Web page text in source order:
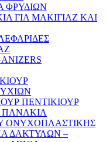
ΦΡΥΔΙΩΝ
ΓΙΑ ΜΑΚΙΓΙΑZ ΚΑΙ
ΠΕΝΤΙΚΙΟΥΡ
ΠΑΝΑΚΙΑ
ΟΝΥΧΟΠΛΑΣΤΙΚΗΣ
ΔΑΚΤΥΛΩΝ –